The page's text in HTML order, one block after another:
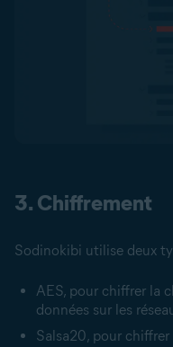
3. Chiffrement
Sodinokibi utilise deux
AES, pour chiffrer la
données sur les
Salsa20, pour